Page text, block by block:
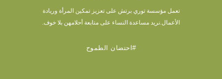
تعمل مؤسسة توري برتش على تعزيز تمكين المرأة وريادة
الأعمال. نريد مساعدة النساء على متابعة أحلامهن بلا خوف.
#احتضان الطموح